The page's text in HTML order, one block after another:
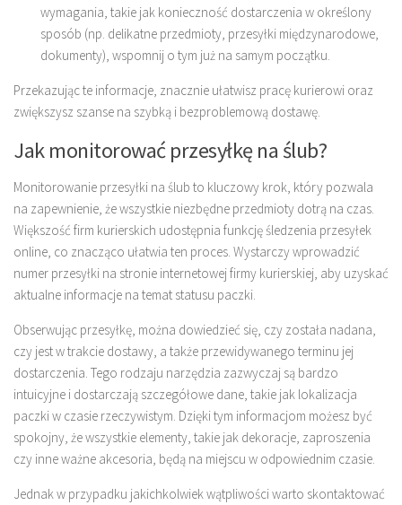
wymagania, takie jak konieczność dostarczenia w określony
sposób (np. delikatne przedmioty, przesyłki międzynarodowe,
dokumenty), wspomnij o tym już na samym początku.
Przekazując te informacje, znacznie ułatwisz pracę kurierowi oraz
zwiększysz szanse na szybką i bezproblemową dostawę.
Jak monitorować przesyłkę na ślub?
Monitorowanie przesyłki na ślub to kluczowy krok, który pozwala
na zapewnienie, że wszystkie niezbędne przedmioty dotrą na czas.
Większość firm kurierskich udostępnia funkcję śledzenia przesyłek
online, co znacząco ułatwia ten proces. Wystarczy wprowadzić
numer przesyłki na stronie internetowej firmy kurierskiej, aby uzyskać
aktualne informacje na temat statusu paczki.
Obserwując przesyłkę, można dowiedzieć się, czy została nadana,
czy jest w trakcie dostawy, a także przewidywanego terminu jej
dostarczenia. Tego rodzaju narzędzia zazwyczaj są bardzo
intuicyjne i dostarczają szczegółowe dane, takie jak lokalizacja
paczki w czasie rzeczywistym. Dzięki tym informacjom możesz być
spokojny, że wszystkie elementy, takie jak dekoracje, zaproszenia
czy inne ważne akcesoria, będą na miejscu w odpowiednim czasie.
Jednak w przypadku jakichkolwiek wątpliwości warto skontaktować